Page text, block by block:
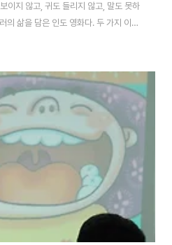
이지 않고, 귀도 들리지 않고, 말도 못하
의 삶을 담은 인도 영화다. 두 가지 이상
중복장애인이라고 말한다. 장애를 가
한다. 영화리뷰 : 세상의 모든 선생님
년 3월에 나사렛대학교 진로개발 겸
고 있다. ‘생애설계와 직업진로’라는 1학
학을 들어오기 전까지 장애인을 많이 보